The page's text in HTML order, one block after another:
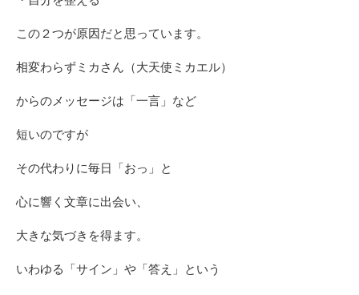
この２つが原因だと思っています。
相変わらずミカさん（大天使ミカエル）
からのメッセージは「一言」など
短いのですが
その代わりに毎日「おっ」と
心に響く文章に出会い、
大きな気づきを得ます。
いわゆる「サイン」や「答え」という